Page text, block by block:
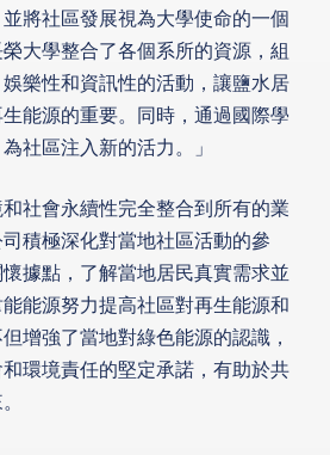
將社區發展視為大學使命的一個
大學整合了各個系所的資源，組
樂性和資訊性的活動，讓鹽水居
能源的重要。同時，通過國際學
社區注入新的活力。」
社會永續性完全整合到所有的業
積極深化對當地社區活動的參
據點，了解當地居民真實需求並
能源努力提高社區對再生能源和
增強了當地對綠色能源的認識，
環境責任的堅定承諾，有助於共